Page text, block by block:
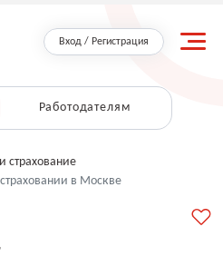
Вход / Регистрация
Работодателям
страхование
в Москве